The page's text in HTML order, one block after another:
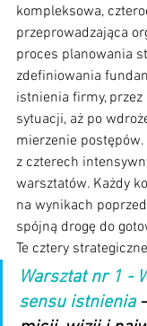
kompleksowa,
przeprowadzająca
proces planowania
zdefiniowania
istnienia firmy, przez
sytuacji, aż po
mierzenie postępów.
z czterech
warsztatów. Każdy
na wynikach
spójną drogę do
Te cztery
Warsztat nr 1 -
sensu istnienia